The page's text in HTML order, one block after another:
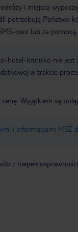
i miejsca
potrzebują Państwo
owo lub za pomocą
hotel-lotnisko nie
w trakcie
Wyjątkiem są
i informacjami MSZ
z